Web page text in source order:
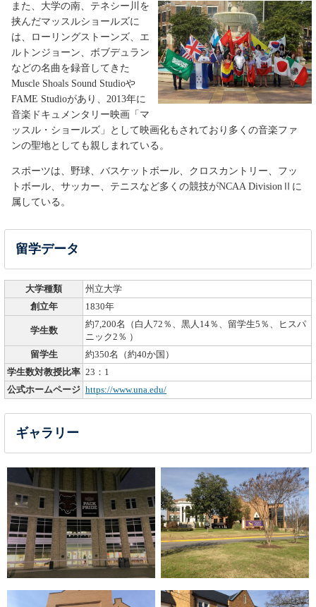
また、大学の南、テネシー川を
挟んだマッスルショールズに
は、ローリングストーンズ、エ
ルトンジョーン、ボブデュラン
などの名曲を録音してきた
Muscle Shoals Sound Studioや
FAME Studioがあり、2013年に
音楽ドキュメンタリー映画「マ
ッスル・ショールズ」として映画化もされており多くの音楽ファ
ンの聖地としても親しまれている。
スポーツは、野球、バスケットボール、クロスカントリー、フッ
トボール、サッカー、テニスなど多くの競技がNCAA DivisionⅡに
属している。
留学データ
大学種類
州立大学
創立年
1830年
学生数
約7,200名（白人72％、黒人14％、留学生5％、ヒスパ
ニック2％ ）
留学生
約350名（約40か国）
学生数対教授比率 23：1
公式ホームページ https://www.una.edu/
ギャラリー